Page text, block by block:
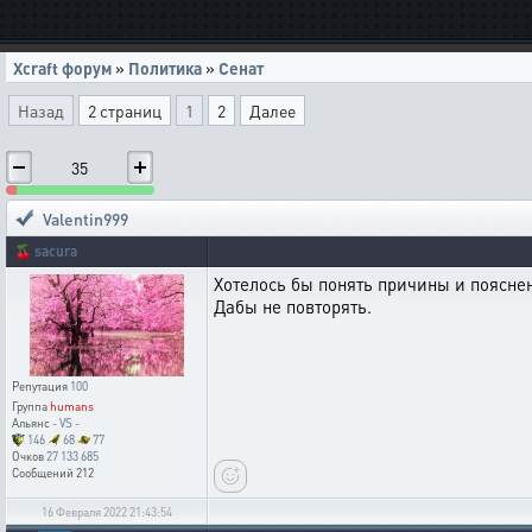
Xcraft форум » Политика » Сенат
Назад
2 страниц 1 2 Далее
35
Valentin999
🍒 sacura
Репутация 100
Группаhumans
Альянс- VS -
146
68
77
Очков27 133 685
Сообщений 212
Хотелось бы понять причины и
Дабы не повторять.
16 Февраля 2022 21:43:54